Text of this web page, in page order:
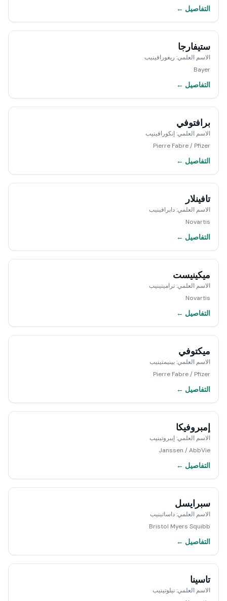
التفاصيل ←
ستيفارجا
الاسم العلمي: ريغورافينيب
Bayer
التفاصيل ←
برافتوفي
الاسم العلمي:إنكورافينيب
Pierre Fabre / Pfizer
التفاصيل ←
تافينلار
الاسم العلمي:دابرافينيب
Novartis
التفاصيل ←
ميكينيست
الاسم العلمي:تراميتينيب
Novartis
التفاصيل ←
ميكتوفي
الاسم العلمي:بينيمتينيب
Pierre Fabre / Pfizer
التفاصيل ←
إمبروفيكا
الاسم العلمي:إيبروتينيب
Janssen / AbbVie
التفاصيل ←
سبرايسل
الاسم العلمي:داساتينيب
Bristol Myers Squibb
التفاصيل ←
تاسينا
الاسم العلمي:نيلوتينيب